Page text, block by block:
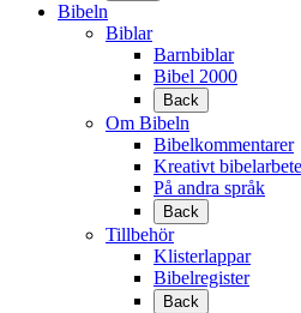
Bibeln
Biblar
Barnbiblar
Bibel 2000
Back
Om Bibeln
Bibelkommentarer
Kreativt bibelarbete
På andra språk
Back
Tillbehör
Klisterlappar
Bibelregister
Back